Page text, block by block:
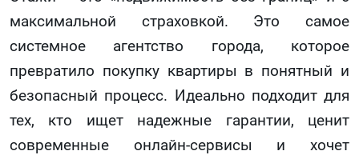
максимальной страховкой. Это самое
системное агентство города, которое
превратило покупку квартиры в понятный и
безопасный процесс. Идеально подходит для
тех, кто ищет надежные гарантии, ценит
современные онлайн-сервисы и хочет